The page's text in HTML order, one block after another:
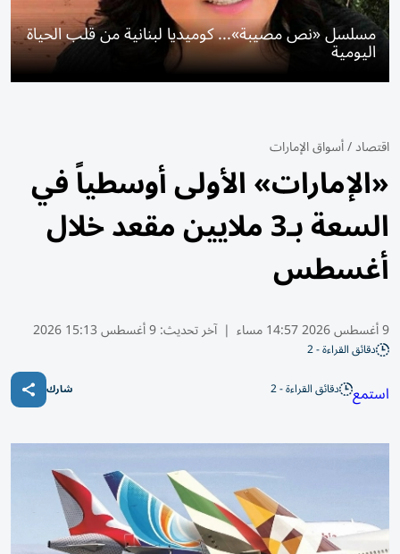
مسلسل «نص مصيبة»... كوميديا لبنانية من قلب الحياة
اليومية
اقتصاد/أسواق الإمارات
«الإمارات» الأولى أوسطياً في
السعة بـ3 ملايين مقعد خلال
أغسطس
9 أغسطس 2026 14:57 مساء | آخر تحديث:9 أغسطس 15:13 2026
دقائق القراءة - 2
استمع دقائق القراءة - 2 شارك